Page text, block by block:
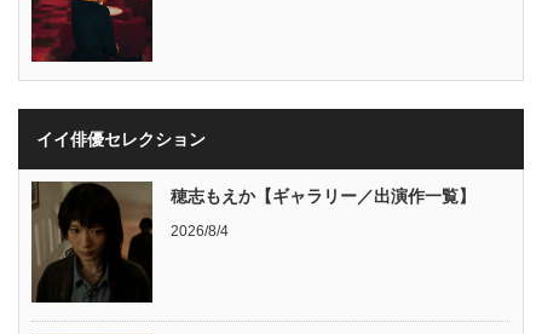
イイ俳優セレクション
穂志もえか【ギャラリー／出演作一覧】
2026/8/4